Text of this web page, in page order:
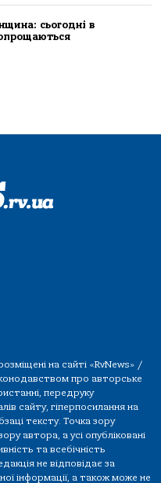
сьогодні в
на сайті «RvNews» /
про авторське
передруку
сайту, гіперпосилання на
тексту. Точка зору
автора, а усі опубліковані
та всебічність
не відповідає за
інформації, а також може не